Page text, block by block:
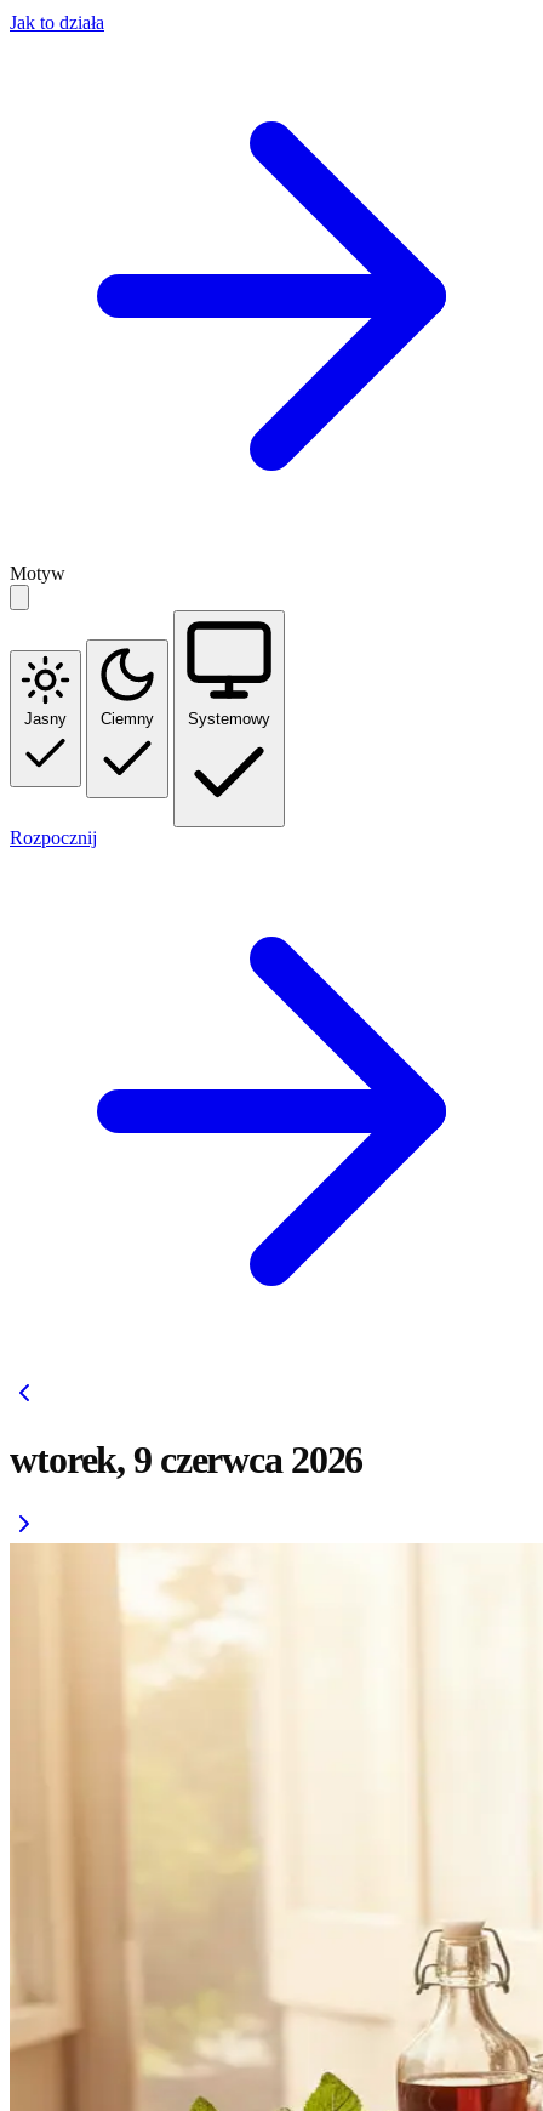
Jak to działa
Motyw
Jasny Ciemny Systemowy
Rozpocznij
wtorek, 9 czerwca 2026